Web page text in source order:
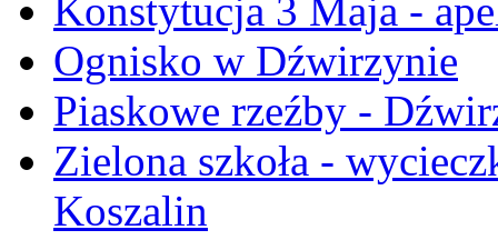
Konstytucja 3 Maja -
Ognisko w Dźwirzynie
Piaskowe rzeźby -
Zielona szkoła -
Koszalin